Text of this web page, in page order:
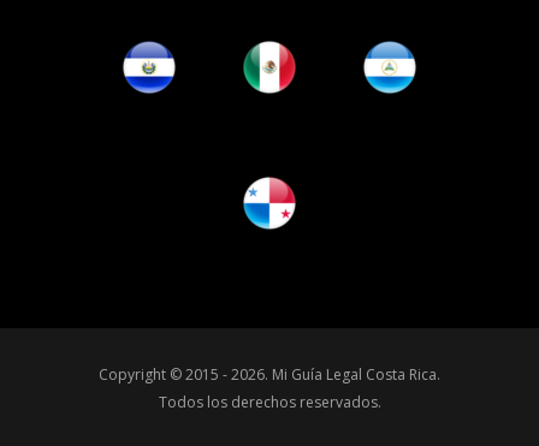
Copyright © 2015 - 2026. Mi Guía Legal Costa Rica.
Todos los derechos reservados.